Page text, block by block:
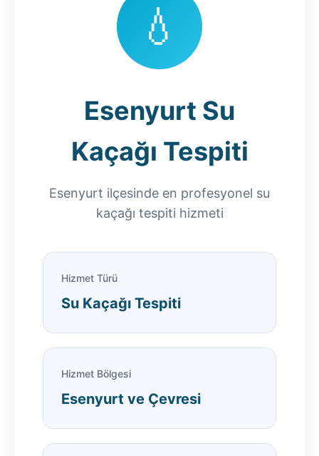
💧
Esenyurt Su
Kaçağı Tespiti
Esenyurt ilçesinde en profesyonel su
kaçağı tespiti hizmeti
Hizmet Türü
Su Kaçağı Tespiti
Hizmet Bölgesi
Esenyurt ve Çevresi